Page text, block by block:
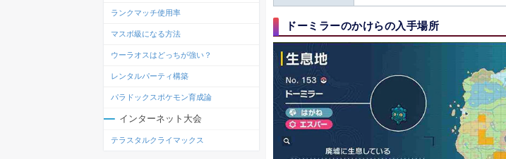
ドーミラーのかけらの入手場所
ランクマッチ使用率
マスボ級になる方法
ウーラオスはどっちが強い？
レンタルパーティ構築
パラドックスポケモン育成論
インターネット大会
テラスタルクライマックス